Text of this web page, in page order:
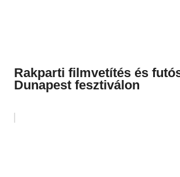
Rakparti filmvetítés és
Dunapest fesztiválon